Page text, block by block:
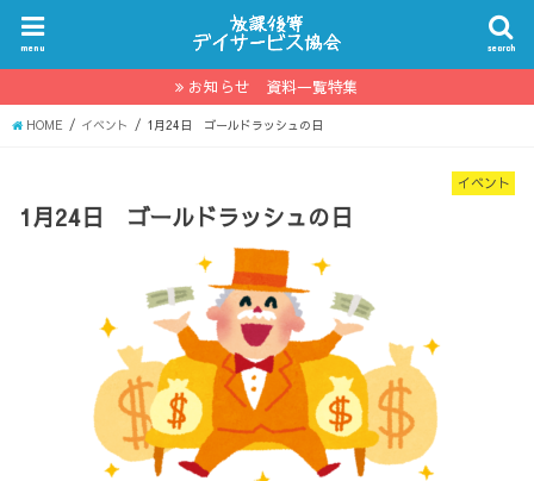
search
menu
お知らせ 資料一覧特集
HOME イベント 1月24日 ゴールドラッシュの日
イベント
1月24日 ゴールドラッシュの日